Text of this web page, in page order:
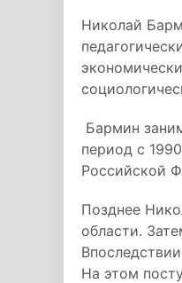
Николай
Бармин
период с
Российской
Позднее
области.
На этом